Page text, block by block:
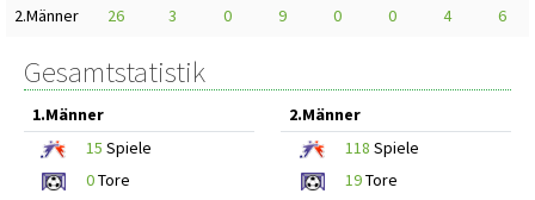
2.Männer
26 3 0 9 0 0 4 6
Gesamtstatistik
1.Männer
15 Spiele
0Tore
2.Männer
118 Spiele
19Tore